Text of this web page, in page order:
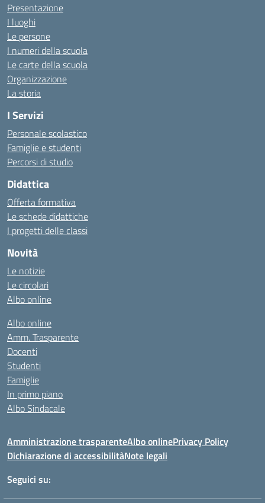
Presentazione
I luoghi
Le persone
I numeri della scuola
Le carte della scuola
Organizzazione
La storia
I Servizi
Personale scolastico
Famiglie e studenti
Percorsi di studio
Didattica
Offerta formativa
Le schede didattiche
I progetti delle classi
Novità
Le notizie
Le circolari
Albo online
Albo online
Amm. Trasparente
Docenti
Studenti
Famiglie
In primo piano
Albo Sindacale
Amministrazione trasparenteAlbo onlinePrivacy Policy
Dichiarazione di accessibilitàNote legali
Seguici su: